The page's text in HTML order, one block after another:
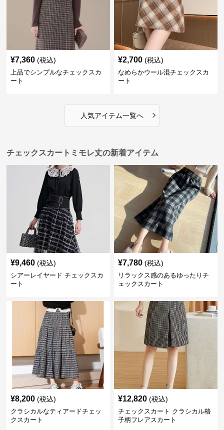
¥7,360 (税込)
上品でシンプルなチェックスカ
ート
¥2,700 (税込)
なめらかウール混チェックスカ
ート
人気アイテム一覧へ ›
チェックスカートミモレ丈の新着アイテム
¥9,460 (税込)
シアーレイヤード チェックスカ
ート
¥7,780 (税込)
リラックス感のあるゆったりチ
ェックスカート
¥8,200 (税込)
クラシカルなティアードチェッ
クスカート
¥12,820 (税込)
チェックスカート クラシカル格
子柄フレアスカート